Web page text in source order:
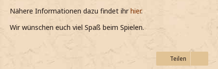
Nähere Informationen dazu findet ihrhier.
Wir wünschen euch viel Spaß beim Spielen.
Teilen